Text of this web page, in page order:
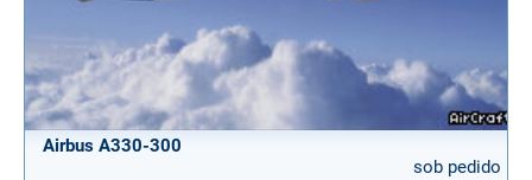
Airbus A330-300
sob pedido